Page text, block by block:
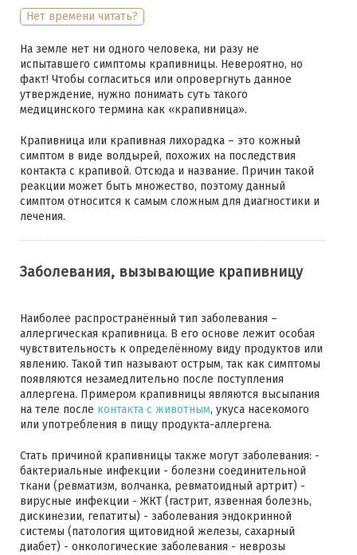
Нет времени читать?
На земле нет ни одного человека, ни разу не
испытавшего симптомы крапивницы. Невероятно, но
факт! Чтобы согласиться или опровергнуть данное
утверждение, нужно понимать суть такого
медицинского термина как «крапивница».
Крапивница или крапивная лихорадка – это кожный
симптом в виде волдырей, похожих на последствия
контакта с крапивой. Отсюда и название. Причин такой
реакции может быть множество, поэтому данный
симптом относится к самым сложным для диагностики и
лечения.
Заболевания, вызывающие крапивницу
Наиболее распространённый тип заболевания –
аллергическая крапивница. В его основе лежит особая
чувствительность к определённому виду продуктов или
явлению. Такой тип называют острым, так как симптомы
появляются незамедлительно после поступления
аллергена. Примером крапивницы являются высыпания
на теле после контакта с животным, укуса насекомого
или употребления в пищу продукта-аллергена.
Стать причиной крапивницы также могут заболевания: -
бактериальные инфекции - болезни соединительной
ткани (ревматизм, волчанка, ревматоидный артрит) -
вирусные инфекции - ЖКТ (гастрит, язвенная болезнь,
дискинезии, гепатиты) - заболевания эндокринной
системы (патология щитовидной железы, сахарный
диабет) - онкологические заболевания - неврозы